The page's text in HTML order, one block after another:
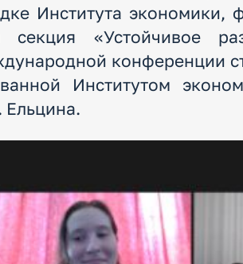
Института экономики,
«Устойчивое
конференции
Институтом
Ельцина.